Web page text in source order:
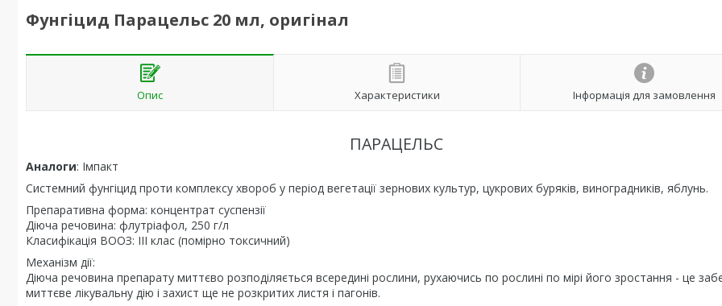
Фунгіцид Парацельс 20 мл, оригінал
Опис Характеристики Інформація для замовлення
ПАРАЦЕЛЬС
Аналоги: Імпакт
Системний фунгіцид проти комплексу хвороб у період вегетації зернових культур, цукрових буряків, виноградників, яблунь.
Препаративна форма: концентрат суспензії
Діюча речовина: флутріафол, 250 г/л
Класифікація ВООЗ: ІІІ клас (помірно токсичний)
Механізм дії:
Діюча речовина препарату миттєво розподіляється всередині рослини, рухаючись по рослині по мірі його зростання - це
миттєве лікувальну дію і захист ще не розкритих листя і пагонів.